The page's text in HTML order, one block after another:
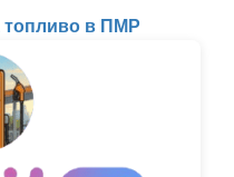
топливо в ПМР